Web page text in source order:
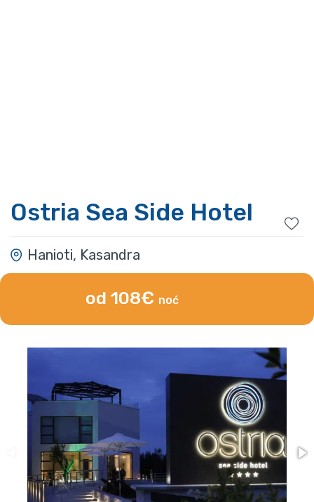
Ostria Sea Side Hotel
Hanioti, Kasandra
od 108€ noć